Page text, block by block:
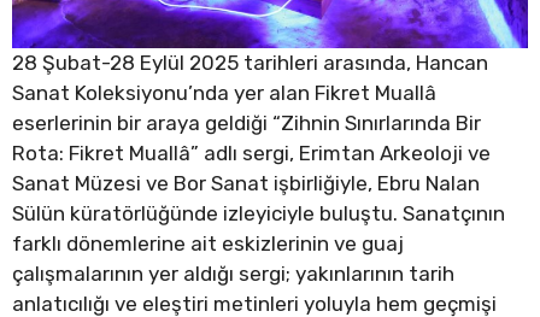
28 Şubat-28 Eylül 2025 tarihleri arasında, Hancan
Sanat Koleksiyonu’nda yer alan Fikret Muallâ
eserlerinin bir araya geldiği “Zihnin Sınırlarında Bir
Rota: Fikret Muallâ” adlı sergi, Erimtan Arkeoloji ve
Sanat Müzesi ve Bor Sanat işbirliğiyle, Ebru Nalan
Sülün küratörlüğünde izleyiciyle buluştu. Sanatçının
farklı dönemlerine ait eskizlerinin ve guaj
çalışmalarının yer aldığı sergi; yakınlarının tarih
anlatıcılığı ve eleştiri metinleri yoluyla hem geçmişi